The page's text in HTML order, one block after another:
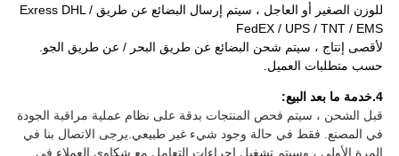
للوزن الصغير أو العاجل ، سيتم إرسال البضائع عن طريق Exress DHL /
FedEX / UPS / TNT / EMS
لأقصى إنتاج ، سيتم شحن البضائع عن طريق البحر / عن طريق الجو.
حسب متطلبات العميل.
4.خدمة ما بعد البيع:
قبل الشحن ، سيتم فحص المنتجات بدقة على نظام عملية مراقبة الجودة
في المصنع. فقط في حالة وجود شيء غير طبيعي.يرجى الاتصال بنا في
المرة الأولى ، وسيتم تشغيل إجراءات التعامل مع شكاوى العملاء في